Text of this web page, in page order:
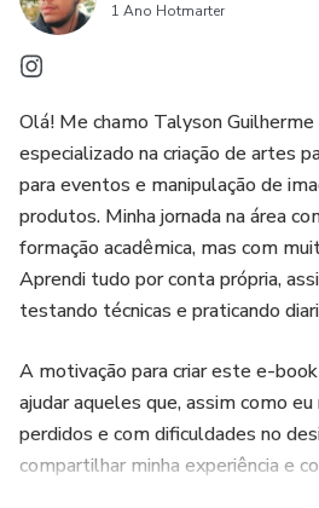
1 Ano Hotmarter
Olá! Me chamo Talyson
especializado na criação de artes
para eventos e manipulação de
produtos. Minha jornada na área
formação acadêmica, mas com
Aprendi tudo por conta própria,
testando técnicas e praticando
A motivação para criar este e-
ajudar aqueles que, assim como
perdidos e com dificuldades no
compartilhar minha experiência e